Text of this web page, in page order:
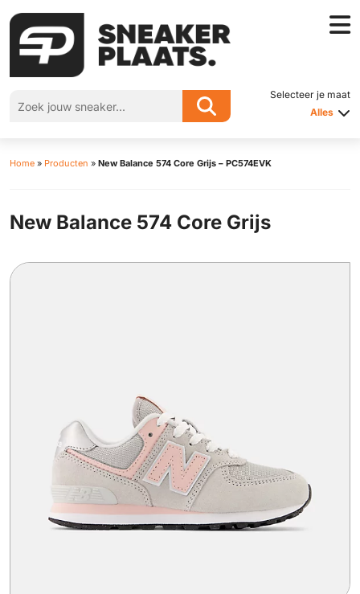
Selecteer je maat
Alles
Home » Producten » New Balance 574 Core Grijs – PC574EVK
New Balance 574 Core Grijs